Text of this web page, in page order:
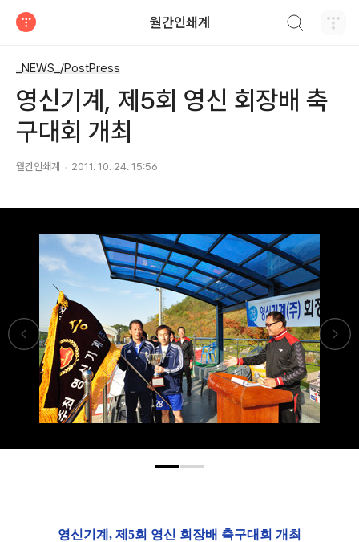
월간인쇄계
_NEWS_/PostPress
영신기계, 제5회 영신 회장배 축
구대회 개최
월간인쇄계 2011. 10. 24. 15:56
영신기계 , 제 5회 영신 회장배 축구대회 개최